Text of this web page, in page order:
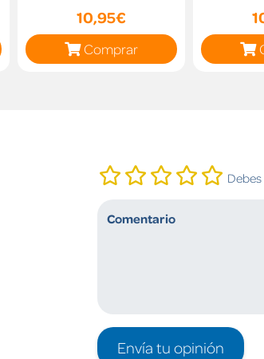
10,95€
Comprar
Envía tu opinión